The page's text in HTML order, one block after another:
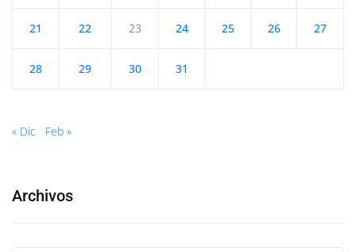
21 22 23 24 25 26 27
28 29 30 31
« Dic Feb »
Archivos